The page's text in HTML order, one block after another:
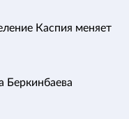
Каспия меняет